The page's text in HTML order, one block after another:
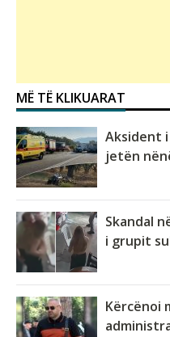
MË TË KLIKUARAT
Aksident
jetën
Skandal
i grupit
Kërcënoi